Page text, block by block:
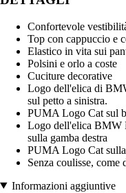
Confortevole
Top con cappuccio e
Elastico in vita sui
Polsini e orlo a coste
Cuciture decorative
Logo dell'elica di
sul petto a sinistra.
PUMA Logo Cat sul
Logo dell'elica BMW
sulla gamba destra
PUMA Logo Cat sulla
Senza coulisse, come
Informazioni aggiuntive